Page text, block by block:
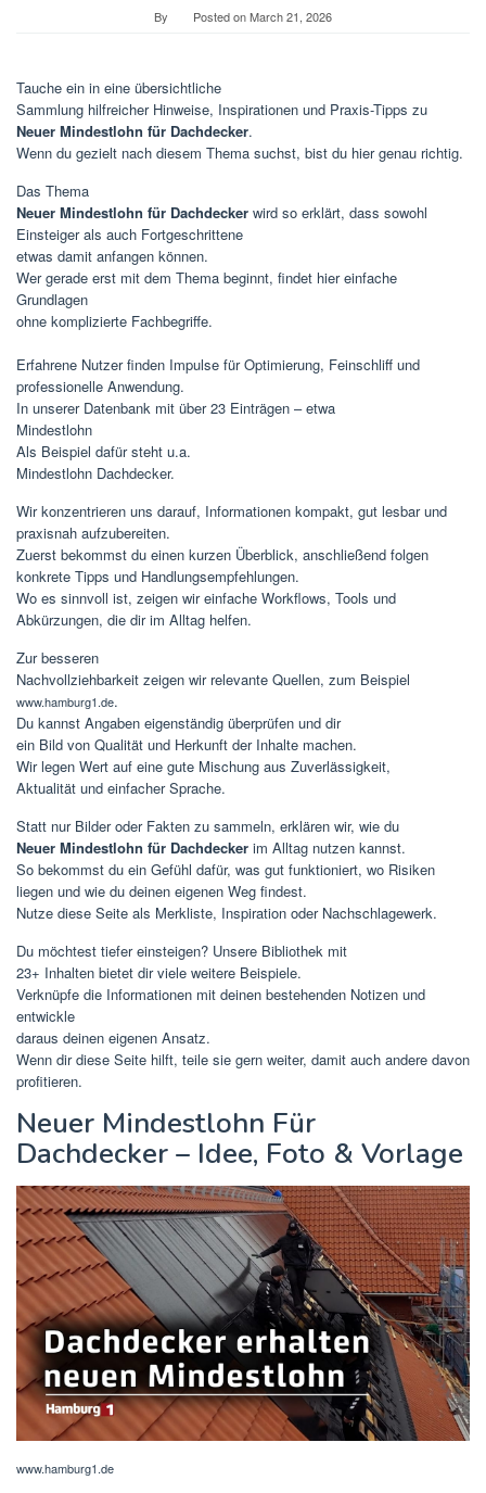
By Posted onMarch 21, 2026
Tauche ein in eine übersichtliche
Sammlung hilfreicher Hinweise, Inspirationen und Praxis-Tipps zu
Neuer Mindestlohn für Dachdecker.
Wenn du gezielt nach diesem Thema suchst, bist du hier genau richtig.
Das Thema
Neuer Mindestlohn für Dachdecker wird so erklärt, dass sowohl
Einsteiger als auch Fortgeschrittene
etwas damit anfangen können.
Wer gerade erst mit dem Thema beginnt, findet hier einfache
Grundlagen
ohne komplizierte Fachbegriffe.
Erfahrene Nutzer finden Impulse für Optimierung, Feinschliff und
professionelle Anwendung.
In unserer Datenbank mit über 23 Einträgen – etwa
Mindestlohn
Als Beispiel dafür steht u.a.
Mindestlohn Dachdecker.
Wir konzentrieren uns darauf, Informationen kompakt, gut lesbar und
praxisnah aufzubereiten.
Zuerst bekommst du einen kurzen Überblick, anschließend folgen
konkrete Tipps und Handlungsempfehlungen.
Wo es sinnvoll ist, zeigen wir einfache Workflows, Tools und
Abkürzungen, die dir im Alltag helfen.
Zur besseren
Nachvollziehbarkeit zeigen wir relevante Quellen, zum Beispiel
www.hamburg1.de.
Du kannst Angaben eigenständig überprüfen und dir
ein Bild von Qualität und Herkunft der Inhalte machen.
Wir legen Wert auf eine gute Mischung aus Zuverlässigkeit,
Aktualität und einfacher Sprache.
Statt nur Bilder oder Fakten zu sammeln, erklären wir, wie du
Neuer Mindestlohn für Dachdecker im Alltag nutzen kannst.
So bekommst du ein Gefühl dafür, was gut funktioniert, wo Risiken
liegen und wie du deinen eigenen Weg findest.
Nutze diese Seite als Merkliste, Inspiration oder Nachschlagewerk.
Du möchtest tiefer einsteigen? Unsere Bibliothek mit
23+ Inhalten bietet dir viele weitere Beispiele.
Verknüpfe die Informationen mit deinen bestehenden Notizen und
entwickle
daraus deinen eigenen Ansatz.
Wenn dir diese Seite hilft, teile sie gern weiter, damit auch andere davon
profitieren.
Neuer Mindestlohn Für
Dachdecker – Idee, Foto & Vorlage
www.hamburg1.de